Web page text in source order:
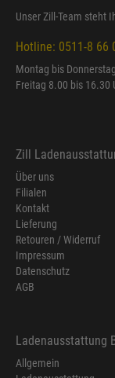
Unser Zill-Team steht
Hotline: 0511-8 66
Montag bis
Freitag 8.00 bis 16.30
Zill
Über uns
Filialen
Kontakt
Lieferung
Retouren / Widerruf
Impressum
Datenschutz
AGB
Ladenausstattung
Allgemein